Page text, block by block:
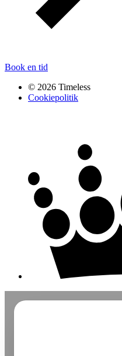
Book en tid
© 2026 Timeless
Cookiepolitik